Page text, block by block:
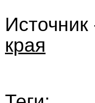
Источник
края